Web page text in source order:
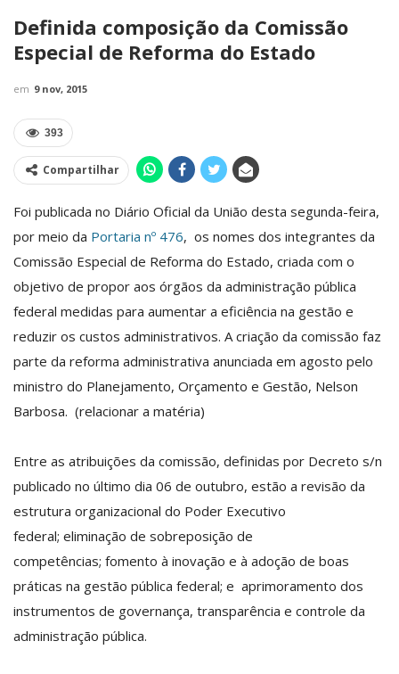
Definida composição da Comissão
Especial de Reforma do Estado
em 9 nov, 2015
393
Compartilhar
Foi publicada no Diário Oficial da União desta segunda-feira,
por meio da Portaria nº 476, os nomes dos integrantes da
Comissão Especial de Reforma do Estado, criada com o
objetivo de propor aos órgãos da administração pública
federal medidas para aumentar a eficiência na gestão e
reduzir os custos administrativos. A criação da comissão faz
parte da reforma administrativa anunciada em agosto pelo
ministro do Planejamento, Orçamento e Gestão, Nelson
Barbosa. (relacionar a matéria)
Entre as atribuições da comissão, definidas por Decreto s/n
publicado no último dia 06 de outubro, estão a revisão da
estrutura organizacional do Poder Executivo
federal; eliminação de sobreposição de
competências; fomento à inovação e à adoção de boas
práticas na gestão pública federal; e aprimoramento dos
instrumentos de governança, transparência e controle da
administração pública.